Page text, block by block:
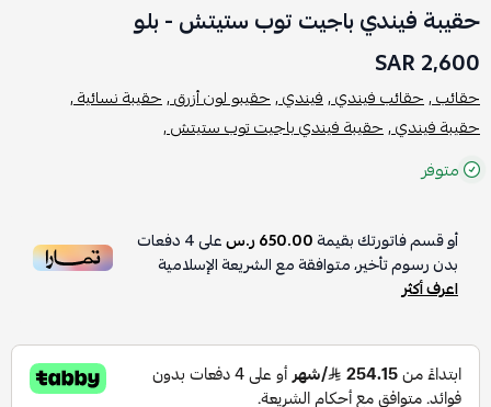
حقيبة فيندي باجيت توب ستيتش - بلو
2,600 SAR
حقائب ,حقائب فيندي ,فيندي ,حقيبو لون أزرق ,حقيبة نسائية ,
حقيبة فيندي ,حقيبة فيندي باجيت توب ستيتش ,
متوفر
أو قسم فاتورتك بقيمة650.00 ر.س على4دفعات
بدون رسوم تأخير، متوافقة مع الشريعة الإسلامية
اعرف أكثر